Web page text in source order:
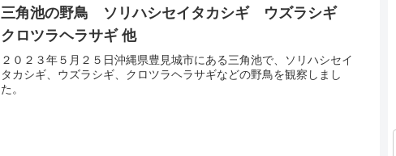
三角池の野鳥 ソリハシセイタカシギ ウズラシギ
クロツラヘラサギ 他
２０２３年５月２５日沖縄県豊見城市にある三角池で、ソリハシセイ
タカシギ、ウズラシギ、クロツラヘラサギなどの野鳥を観察しまし
た。